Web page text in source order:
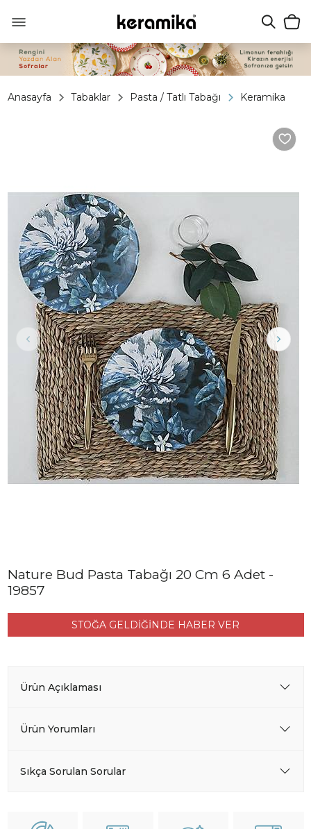
Anasayfa Tabaklar Pasta / Tatlı Tabağı Keramika
Nature Bud Pasta Tabağı 20 Cm 6 Adet -
19857
STOĞA GELDİĞİNDE HABER VER
Ürün Açıklaması
Ürün Yorumları
Sıkça Sorulan Sorular